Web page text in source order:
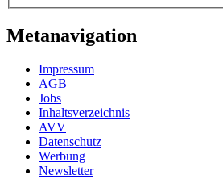
Metanavigation
Impressum
AGB
Jobs
Inhaltsverzeichnis
AVV
Datenschutz
Werbung
Newsletter